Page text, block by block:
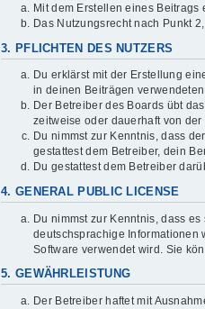
Mit dem Erstellen eines
Das Nutzungsrecht nach Punkt
3. PFLICHTEN DES NUTZERS
Du erklärst mit der Erstellung
in deinen Beiträgen
Der Betreiber des Boards übt
zeitweise oder dauerhaft von
Du nimmst zur Kenntnis, dass
gestattest dem Betreiber, dein
Du gestattest dem Betreiber
4. GENERAL PUBLIC LICENSE
Du nimmst zur Kenntnis, dass es
deutschsprachige Informationen
Software verwendet wird. Sie
5. GEWÄHRLEISTUNG
Der Betreiber haftet mit